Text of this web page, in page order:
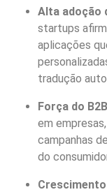
Alta adoção
startups
aplicações
tradução
Força do
em empresas,
campanhas de
do
Crescimento